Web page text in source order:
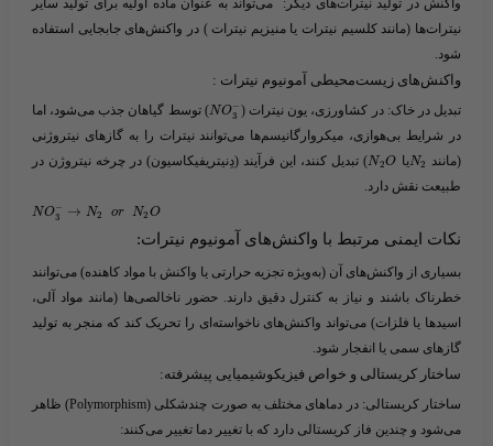
واکنش در تولید نیترات‌های دیگر: می‌تواند به عنوان ماده اولیه برای تولید سایر
نیترات‌ها (مانند کلسیم نیترات یا منیزیم نیترات ) در واکنش‌های جابجایی استفاده
شود.
واکنش‌های زیست‌محیطی آمونیوم نیترات :
تبدیل در خاک: در کشاورزی، یون نیترات (​ NO−
3
​) توسط گیاهان جذب می‌شود، اما
در شرایط بی‌هوازی، میکروارگانیسم‌ها می‌توانند نیترات را به گازهای نیتروژنی
(مانند ​
N2 ​یا ​ N2O ​) تبدیل کنند، این فرآیند (دِنیتریفیکاسیون) در چرخه نیتروژن در
طبیعت نقش دارد.
NO−
3
→ N2 or N2 O
نکات ایمنی مرتبط با واکنش‌های آمونیوم نیترات:
بسیاری از واکنش‌های آن (به‌ویژه تجزیه حرارتی یا واکنش با مواد کاهنده) می‌توانند
خطرناک باشند و نیاز به کنترل دقیق دارند. حضور ناخالصی‌ها (مانند مواد آلی،
اسیدها یا فلزات) می‌تواند واکنش‌های ناخواسته‌ای را تحریک کند که منجر به تولید
گازهای سمی یا انفجار شود.
ساختار کریستالی و خواص فیزیکوشیمیایی پیشرفته:
ساختار کریستالی:
در دماهای مختلف به صورت چندشکلی (Polymorphism) ظاهر
می‌شود و چندین فاز کریستالی دارد که با تغییر دما تغییر می‌کنند: